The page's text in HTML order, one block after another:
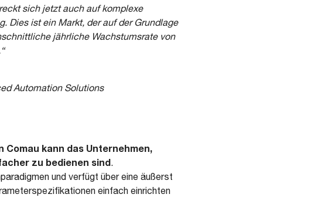
sich jetzt auch auf komplexe
Dies ist ein Markt, der auf der Grundlage
jährliche Wachstumsrate von
Automation Solutions
kann das Unternehmen,
zu bedienen sind.
und verfügt über eine äußerst
einfach einrichten